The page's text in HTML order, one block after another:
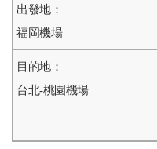
福岡機場
台北-桃園機場